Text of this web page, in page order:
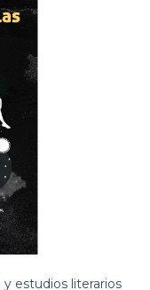
y estudios literarios